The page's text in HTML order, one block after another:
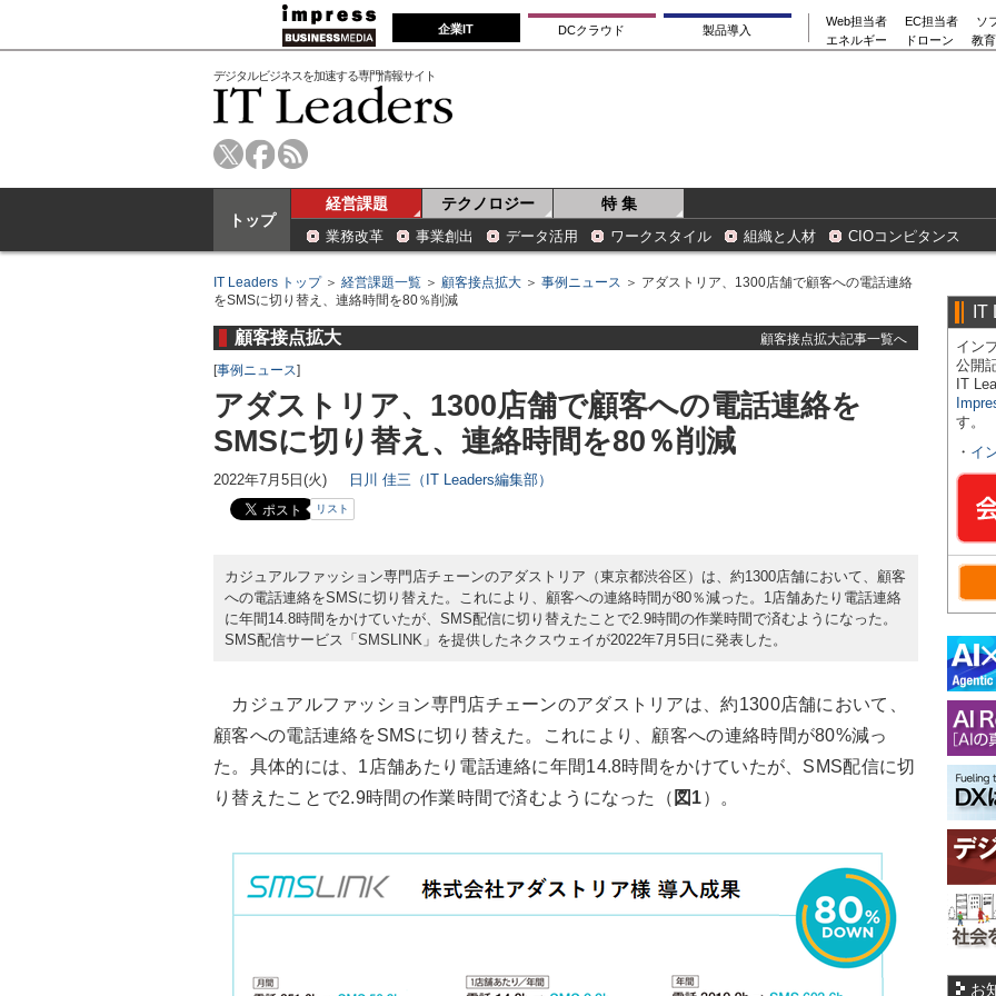
企業IT DCクラウド 製品導入
Web担当者 EC担当者
ソ
エネルギー
ドローン 教
デジタルビジネスを加速する専門情報サイト
トップ
経営課題 テクノロジー 特 集
業務改革 事業創出 データ活用 ワークスタイル 組織と人材 CIOコンピタンス
IT Leaders トップ＞ 経営課題一覧 ＞ 顧客接点拡大 ＞ 事例ニュース ＞ アダストリア、1300店舗で顧客への電話連絡
をSMSに切り替え、連絡時間を80％削減
顧客接点拡大
顧客接点拡大記事一覧へ
[事例ニュース]
アダストリア、1300店舗で顧客への電話連絡を
SMSに切り替え、連絡時間を80％削減
2022年7月5日(火) 日川 佳三（IT Leaders編集部）
リスト
カジュアルファッション専門店チェーンのアダストリア（東京都渋谷区）は、約1300店舗において、顧客
への電話連絡をSMSに切り替えた。これにより、顧客への連絡時間が80％減った。1店舗あたり電話連絡
に年間14.8時間をかけていたが、SMS配信に切り替えたことで2.9時間の作業時間で済むようになった。
SMS配信サービス「SMSLINK」を提供したネクスウェイが2022年7月5日に発表した。
カジュアルファッション専門店チェーンのアダストリアは、約1300店舗において、
顧客への電話連絡をSMSに切り替えた。これにより、顧客への連絡時間が80%減っ
た。具体的には、1店舗あたり電話連絡に年間14.8時間をかけていたが、SMS配信に切
り替えたことで2.9時間の作業時間で済むようになった（ 図1）。
IT
イン
公開
IT
す。
・ イ
お